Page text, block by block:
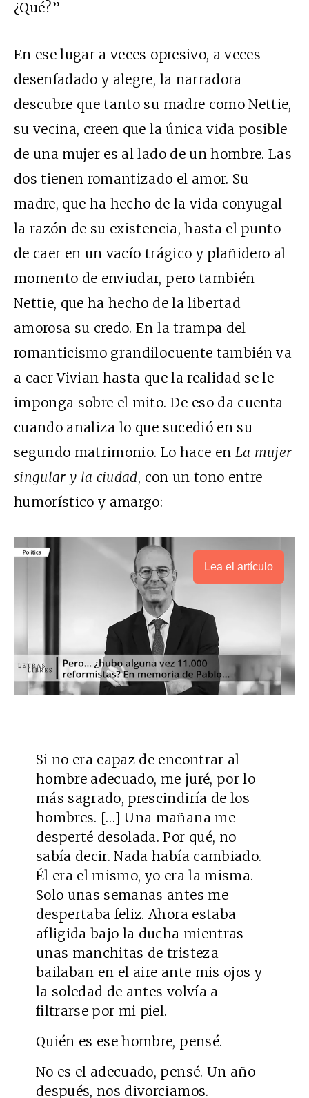
¿Qué?”
En ese lugar a veces opresivo, a veces
desenfadado y alegre, la narradora
descubre que tanto su madre como Nettie,
su vecina, creen que la única vida posible
de una mujer es al lado de un hombre. Las
dos tienen romantizado el amor. Su
madre, que ha hecho de la vida conyugal
la razón de su existencia, hasta el punto
de caer en un vacío trágico y plañidero al
momento de enviudar, pero también
Nettie, que ha hecho de la libertad
amorosa su credo. En la trampa del
romanticismo grandilocuente también va
a caer Vivian hasta que la realidad se le
imponga sobre el mito. De eso da cuenta
cuando analiza lo que sucedió en su
segundo matrimonio. Lo hace en La mujer
singular y la ciudad, con un tono entre
humorístico y amargo:
Lea el artículo
Si no era capaz de encontrar al
hombre adecuado, me juré, por lo
más sagrado, prescindiría de los
hombres. […] Una mañana me
desperté desolada. Por qué, no
sabía decir. Nada había cambiado.
Él era el mismo, yo era la misma.
Solo unas semanas antes me
despertaba feliz. Ahora estaba
afligida bajo la ducha mientras
unas manchitas de tristeza
bailaban en el aire ante mis ojos y
la soledad de antes volvía a
filtrarse por mi piel.
Quién es ese hombre, pensé.
No es el adecuado, pensé. Un año
después, nos divorciamos.